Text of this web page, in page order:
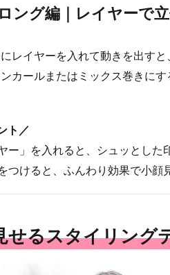
ング編｜レイヤーで立
レイヤーを入れて動きを出す
カールまたはミックス巻きにす
ト／
ー」を入れると、シュッとした
つけると、ふんわり効果で小顔
せるスタイリング